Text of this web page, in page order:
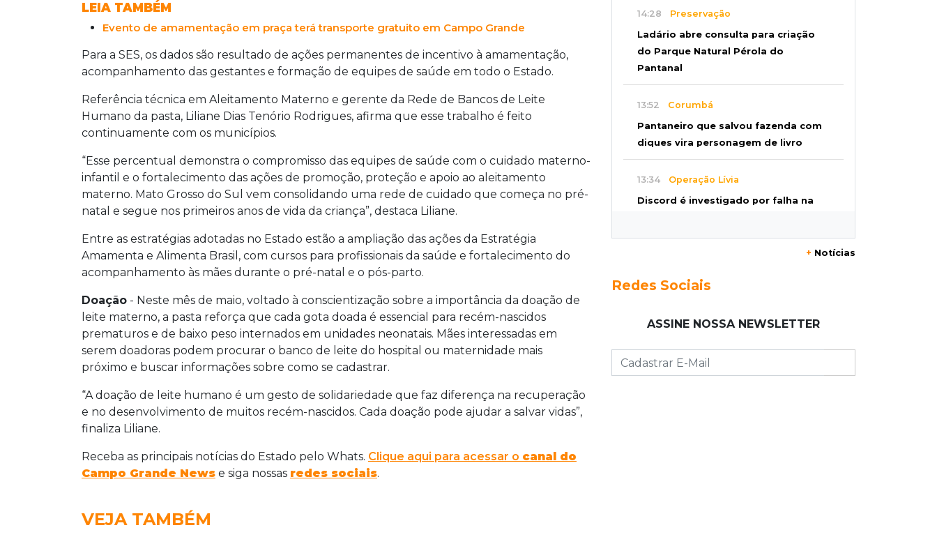
materno para recém-nascidos prematuros.
LEIA TAMBÉM
Evento de amamentação em praça terá transporte gratuito em Campo Grande
Para a SES, os dados são resultado de ações permanentes de incentivo à amamentação,
acompanhamento das gestantes e formação de equipes de saúde em todo o Estado.
Referência técnica em Aleitamento Materno e gerente da Rede de Bancos de Leite
Humano da pasta, Liliane Dias Tenório Rodrigues, afirma que esse trabalho é feito
continuamente com os municípios.
“Esse percentual demonstra o compromisso das equipes de saúde com o cuidado materno-
infantil e o fortalecimento das ações de promoção, proteção e apoio ao aleitamento
materno. Mato Grosso do Sul vem consolidando uma rede de cuidado que começa no pré-
natal e segue nos primeiros anos de vida da criança”, destaca Liliane.
Entre as estratégias adotadas no Estado estão a ampliação das ações da Estratégia
Amamenta e Alimenta Brasil, com cursos para profissionais da saúde e fortalecimento do
acompanhamento às mães durante o pré-natal e o pós-parto.
Doação - Neste mês de maio, voltado à conscientização sobre a importância da doação de
leite materno, a pasta reforça que cada gota doada é essencial para recém-nascidos
prematuros e de baixo peso internados em unidades neonatais. Mães interessadas em
serem doadoras podem procurar o banco de leite do hospital ou maternidade mais
próximo e buscar informações sobre como se cadastrar.
“A doação de leite humano é um gesto de solidariedade que faz diferença na recuperação
e no desenvolvimento de muitos recém-nascidos. Cada doação pode ajudar a salvar vidas”,
finaliza Liliane.
Receba as principais notícias do Estado pelo Whats. Clique aqui para acessar o canal do
Campo Grande News e siga nossas redes sociais.
VEJA TAMBÉM
14:28 Preservação
Ladário abre consulta para criação
do Parque Natural Pérola do
Pantanal
13:52 Corumbá
Pantaneiro que salvou fazenda com
diques vira personagem de livro
13:34 Operação Lívia
Discord é investigado por falha na
MS chega a 25 cachaças registradas
67%
13:12Fraude eletrônica
+ Notícias
Redes Sociais
ASSINE NOSSA NEWSLETTER